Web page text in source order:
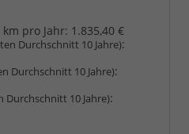
pro Jahr: 1.835,40 €
Durchschnitt 10 Jahre):
Durchschnitt 10 Jahre):
Durchschnitt 10 Jahre):